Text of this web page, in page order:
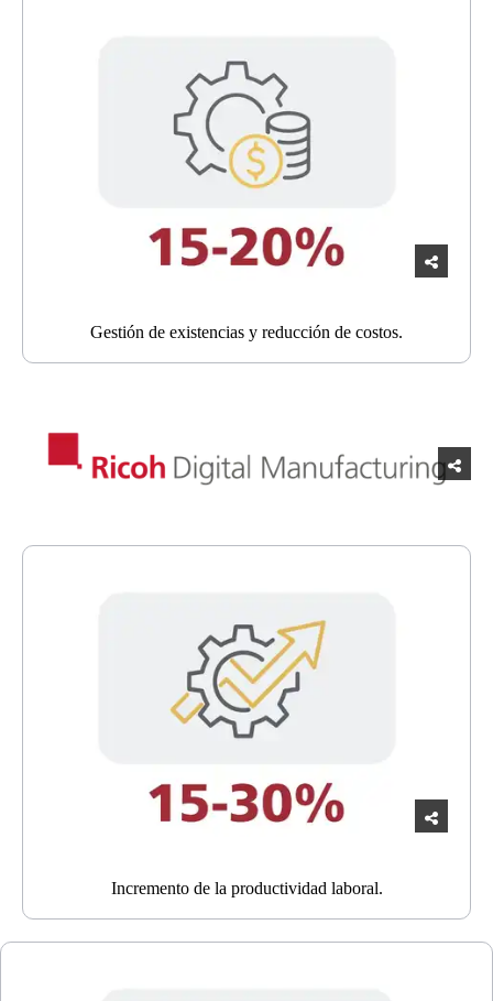
Gestión de existencias y reducción de costos.
Incremento de la productividad laboral.